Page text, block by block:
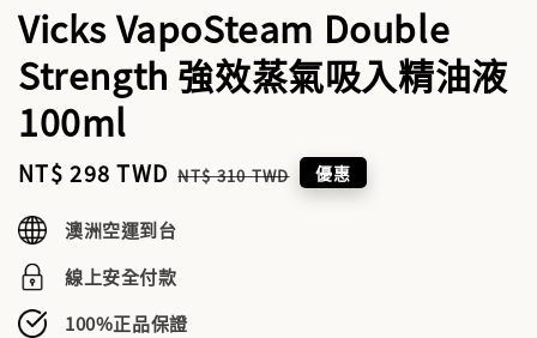
Vicks VapoSteam Double
Strength 強效蒸氣吸入精油液
100ml
Sale
NT$ 298 TWD Regular
NT$ 310 TWD 優惠
澳洲空運到台
線上安全付款
100%正品保證